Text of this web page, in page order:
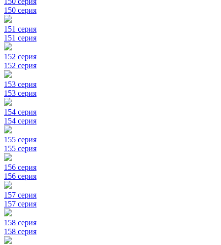
150 серия
151 серия
151 серия
152 серия
152 серия
153 серия
153 серия
154 серия
154 серия
155 серия
155 серия
156 серия
156 серия
157 серия
157 серия
158 серия
158 серия